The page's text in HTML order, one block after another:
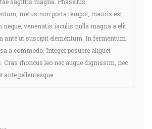
sagittis magna. Phasellus
metus non porta tempor, mauris est
neque, venenatis iaculis nulla magna a elit.
ante ut suscipit elementum. In fermentum
a commodo. Integer posuere aliquet
Cras rhoncus leo nec augue dignissim, nec
ante pellentesque.